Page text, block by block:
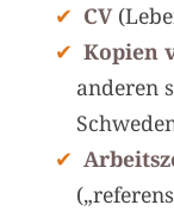
CV
Kopien
anderen